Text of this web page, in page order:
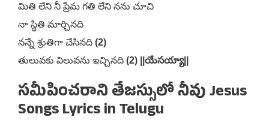
మితి లేని నీ ప్రేమ గతి లేని నను చూచి
నా స్థితి మార్చినది
నన్నే శ్రుతిగా చేసినది (2)
తులువకు విలువను ఇచ్చినది (2) ||యేసయ్యా||
సమీపించరాని తేజస్సులో నీవు Jesus
Songs Lyrics in Telugu